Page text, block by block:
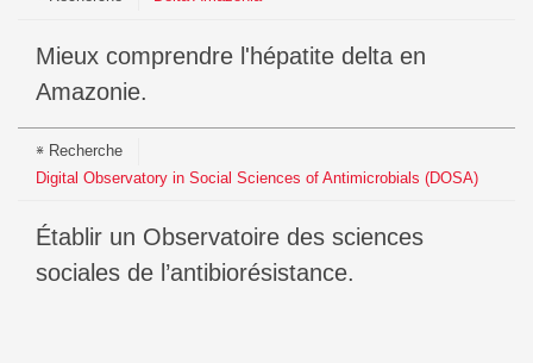
Mieux comprendre l'hépatite delta en
Amazonie.
Recherche
Digital Observatory in Social Sciences of Antimicrobials (DOSA)
Établir un Observatoire des sciences
sociales de l’antibiorésistance.